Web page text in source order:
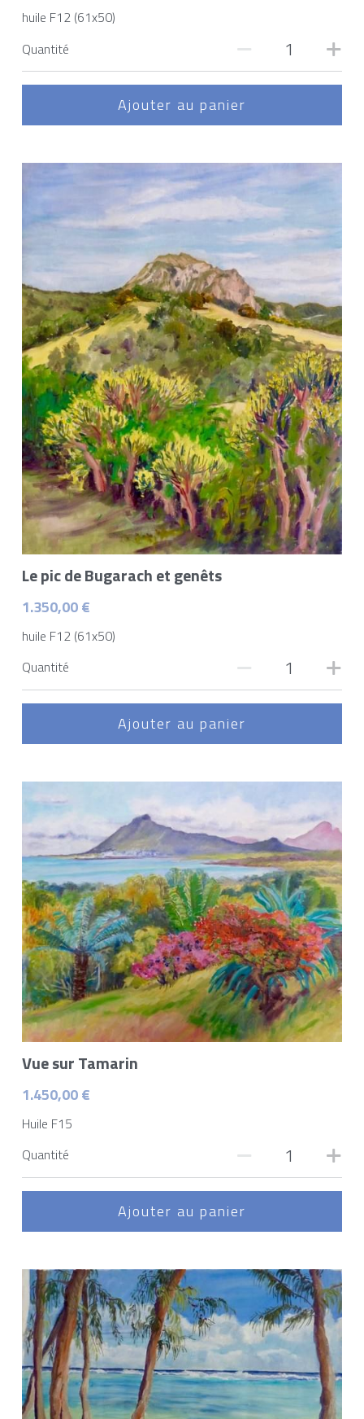
huile F12 (61x50)
Quantité
Ajouter au panier
Le pic de Bugarach et genêts
1.350,00 €
huile F12 (61x50)
Quantité
Ajouter au panier
Vue sur Tamarin
1.450,00 €
Huile F15
Quantité
Ajouter au panier